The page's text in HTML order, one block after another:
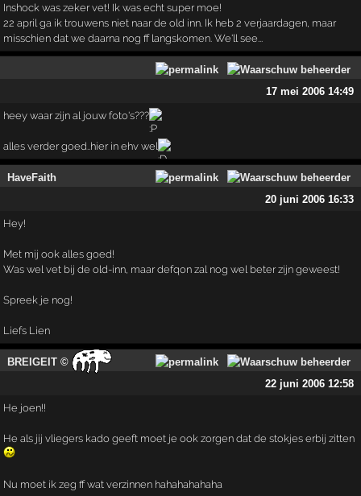
Inshock was zeker vet! Ik was echt super moe!
22 april ga ik trouwens niet naar de old inn. Ik heb 2 verjaardagen, maar
misschien dat we daarna nog ff langskomen. We'll see...
17 mei 2006 14:49
heey waar zijn al jouw foto's???
alles verder goed..hier in ehv wel
HaveFaith
20 juni 2006 16:33
Hey!
Met mij ook alles goed!
Was wel vet bij de old-inn, maar defqon zal nog wel beter zijn geweest!
Spreek je nog!
Liefs Lien
BREIGEIT ©
22 juni 2006 12:58
He joen!!
He als jij vliegers kado geeft moet je ook zorgen dat de stokjes erbij zitten
Nu moet ik zeg ff wat verzinnen hahahahahaha